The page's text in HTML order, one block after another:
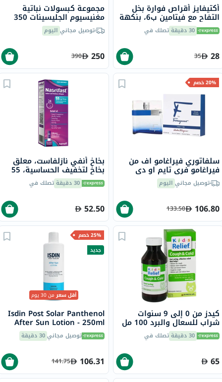
أكتيفايز أقراص فوارة بخل
التفاح مع فيتامين ب6، بنكهة
الحمضيات، حزمة من 20
30 دقيقة تصلك في
28
35
مجموعة كبسولات نباتية
مغنيسيوم الجليسينات 350
كبسولة
توصيل مجاني اليوم
250
390
20% خصم
سلفاتوري فيراغامو اف من
فيراغامو فري تايم او دي
تواليت للرجال 100 مل
توصيل مجاني اليوم
106.80
133.50
بخاخ أنفي نازلفاست، معلق
بخاخ لتخفيف الحساسية، 55
مكجم/للجرعة، 120 جرعة
30 دقيقة تصلك في
52.50
كيدز من 0 إلى 9 سنوات
شراب للسعال والبرد 100 مل
30 دقيقة تصلك في
65
25% خصم
جديد
أقل سعرمن 30 يوم
Isdin Post Solar Panthenol
After Sun Lotion - 250ml
توصيل مجاني30 دقيقة
106.31
141.75